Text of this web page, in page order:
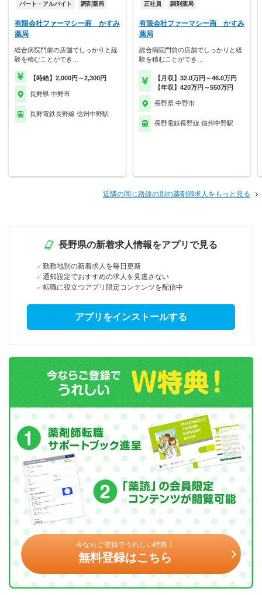
パート・アルバイト 調剤薬局
有限会社ファーマシー商 かすみ
薬局
総合病院門前の店舗でしっかりと経
験を積むことができ…
【時給】2,000円～2,300円
長野県 中野市
長野電鉄長野線 信州中野駅
正社員 調剤薬局
有限会社ファーマシー商 かすみ
薬局
総合病院門前の店舗でしっかりと経
験を積むことができ…
【月収】32.0万円～46.0万円
【年収】420万円～550万円
長野県 中野市
長野電鉄長野線 信州中野駅
近隣の同じ路線の別の薬剤師求人をもっと見る
長野県の新着求人情報をアプリで見る
勤務地別の新着求人を毎日更新
通知設定でおすすめの求人を見逃さない
転職に役立つアプリ限定コンテンツを配信中
アプリをインストールする
今ならご登録でうれしい特典！
無料登録はこちら